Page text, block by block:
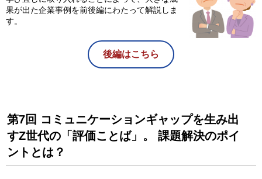
果が出た企業事例を前後編にわたって解説しま
す。
後編はこちら
第7回 コミュニケーションギャップを生み出
すZ世代の「評価ことば」。 課題解決のポイ
ントとは？